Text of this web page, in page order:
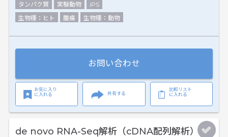
タンパク質
実験動物
iPS
生物種：ヒト
腫瘍 生物種：動物
お問い合わせ
お気に入り
に入れる
共有する
比較リスト
に入れる
de novo RNA-Seq解析（cDNA配列解析）